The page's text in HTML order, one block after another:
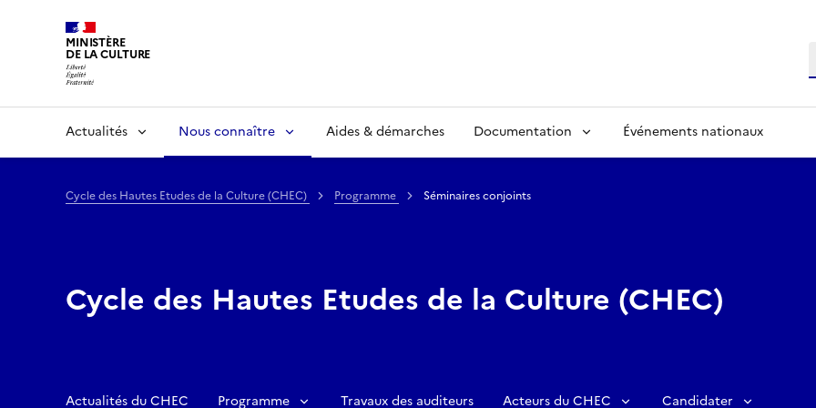
MINISTÈRE
DE LA CULTURE
Actualités Nous connaître Aides & démarches Documentation Événements nationaux
Cycle des Hautes Etudes de la Culture (CHEC) Programme Séminaires conjoints
Cycle des Hautes Etudes de la Culture (CHEC)
Actualités du CHEC Programme Travaux des auditeurs Acteurs du CHEC Candidater